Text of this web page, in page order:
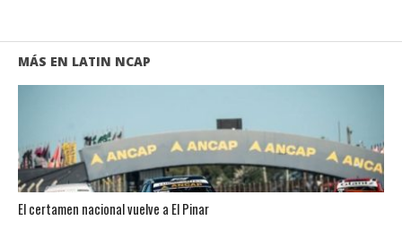
MÁS EN LATIN NCAP
El certamen nacional vuelve a El Pinar